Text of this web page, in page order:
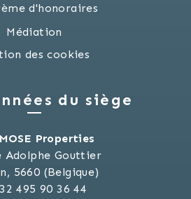
d'honoraires
Médiation
des cookies
du siège
Properties
Adolphe Gouttier
5660 (Belgique)
495 90 36 44